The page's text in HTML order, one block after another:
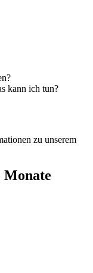
kann ich tun?
zu unserem